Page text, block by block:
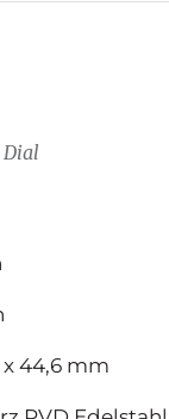
44,6 mm